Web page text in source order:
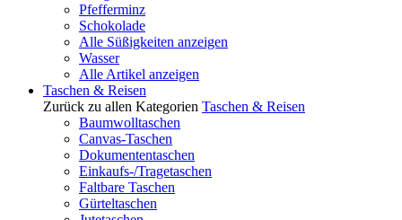
Pfefferminz
Schokolade
Alle Süßigkeiten anzeigen
Wasser
Alle Artikel anzeigen
Taschen & Reisen
Zurück zu allen Kategorien Taschen & Reisen
Baumwolltaschen
Canvas-Taschen
Dokumententaschen
Einkaufs-/Tragetaschen
Faltbare Taschen
Gürteltaschen